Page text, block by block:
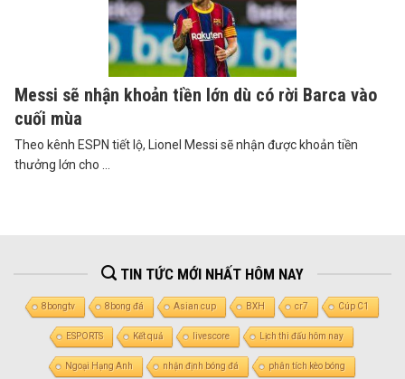
Messi sẽ nhận khoản tiền lớn dù có rời Barca vào
cuối mùa
Theo kênh ESPN tiết lộ, Lionel Messi sẽ nhận được khoản tiền
thưởng lớn cho ...
TIN TỨC MỚI NHẤT HÔM NAY
8bongtv 8bong đá Asian cup BXH cr7 Cúp C1
ESPORTS Kết quả livescore Lịch thi đấu hôm nay
Ngoại Hạng Anh nhận định bóng đá phân tích kèo bóng